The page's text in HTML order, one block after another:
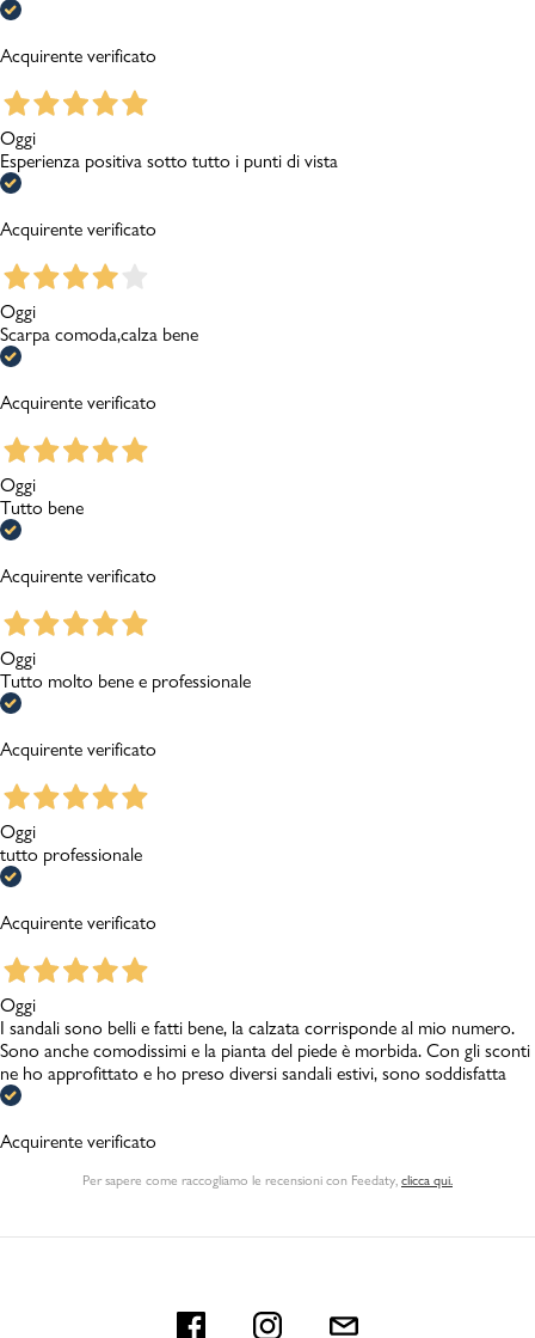
Acquirente verificato
Oggi
Esperienza positiva sotto tutto i punti di vista
Acquirente verificato
Oggi
Scarpa comoda,calza bene
Acquirente verificato
Oggi
Tutto bene
Acquirente verificato
Oggi
Tutto molto bene e professionale
Acquirente verificato
Oggi
tutto professionale
Acquirente verificato
Oggi
I sandali sono belli e fatti bene, la calzata corrisponde al mio numero.
Sono anche comodissimi e la pianta del piede è morbida. Con gli sconti
ne ho approfittato e ho preso diversi sandali estivi, sono soddisfatta
Acquirente verificato
Per sapere come raccogliamo le recensioni con Feedaty, clicca qui.